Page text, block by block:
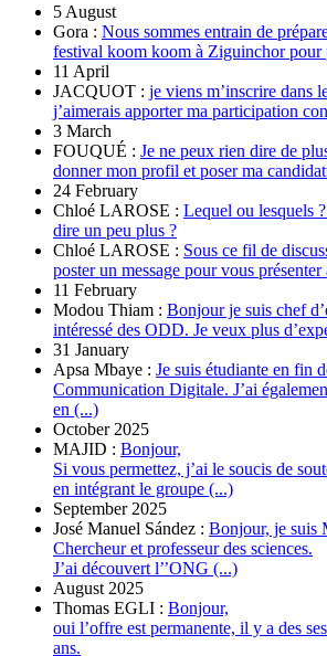
5 August
Gora : Nous sommes entrain de
festival koom koom à Ziguinchor
11 April
JACQUOT : je viens m’inscrire dans
j’aimerais apporter ma participation
3 March
FOUQUÉ : Je ne peux rien dire de
donner mon profil et poser ma
24 February
Chloé LAROSE : Lequel ou lesquels
dire un peu plus ?
Chloé LAROSE : Sous ce fil de
poster un message pour vous
11 February
Modou Thiam : Bonjour je suis chef
intéressé des ODD. Je veux plus
31 January
Apsa Mbaye : Je suis étudiante en fin
Communication Digitale. J’ai
en (...)
October 2025
MAJID : Bonjour,
Si vous permettez, j’ai le soucis de
en intégrant le groupe (...)
September 2025
José Manuel Sández : Bonjour, je suis
Chercheur et professeur des sciences.
J’ai découvert l’’ONG (...)
August 2025
Thomas EGLI : Bonjour,
oui l’offre est permanente, il y a des
ans.